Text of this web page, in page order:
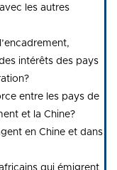
les autres
intérêts des pays
entre les pays de
et la Chine?
en Chine et dans
qui émigrent